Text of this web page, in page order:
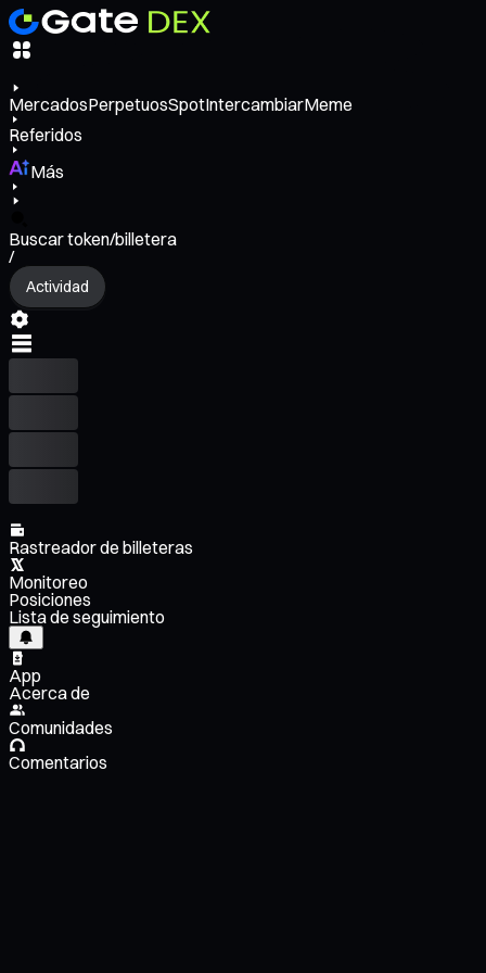
MercadosPerpetuosSpotIntercambiarMeme
Referidos
Más
Buscar token/billetera
/
Actividad
Rastreador de billeteras
Monitoreo
Posiciones
Lista de seguimiento
App
Acerca de
Comunidades
Comentarios